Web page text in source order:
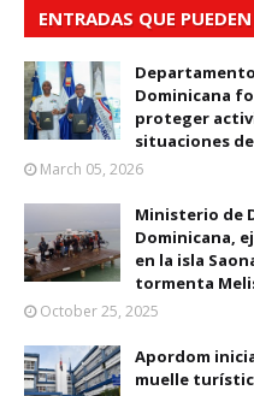
ENTRADAS QUE
Dominicana
proteger
situaciones
March 05, 2026
Ministerio de
Dominicana,
en la isla
tormenta
October 25, 2025
Apordom
muelle